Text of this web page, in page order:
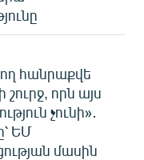
հանրաքվե
շուրջ, որն այս
չունի»․
ԵՄ
մասին